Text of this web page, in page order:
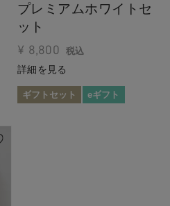
プレミアムホワイトセ
ット
¥ 8,800 税込
詳細を見る
ギフトセット eギフト